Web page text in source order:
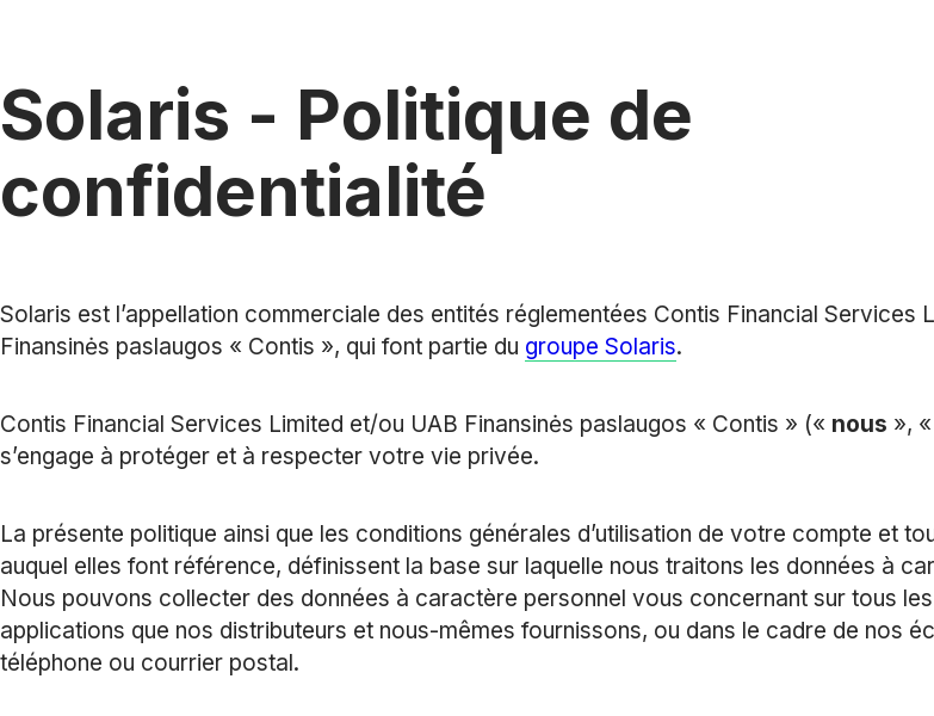
Solaris - Politique de
confidentialité
Solaris est l’appellation commerciale des entités réglementées Contis Financial Services
Finansinės paslaugos « Contis », qui font partie du groupe Solaris.
Contis Financial Services Limited et/ou UAB Finansinės paslaugos « Contis » (« nous », «
s’engage à protéger et à respecter votre vie privée.
La présente politique ainsi que les conditions générales d’utilisation de votre compte et
auquel elles font référence, définissent la base sur laquelle nous traitons les données à
Nous pouvons collecter des données à caractère personnel vous concernant sur tous
applications que nos distributeurs et nous-mêmes fournissons, ou dans le cadre de nos
téléphone ou courrier postal.